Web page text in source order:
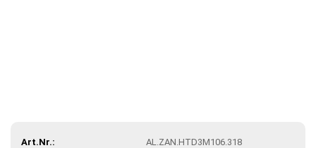
Art.Nr.:
AL.ZAN.HTD3M106.318